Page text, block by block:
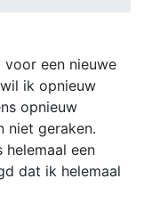
een nieuwe
ik opnieuw
opnieuw
niet geraken.
een
dat ik helemaal